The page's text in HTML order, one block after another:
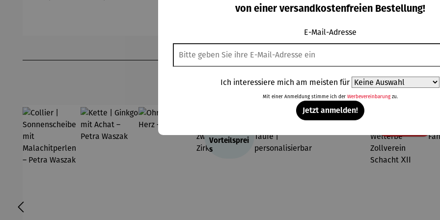
teilrhodini
UVPRegulärer Preis:
499,00 €
Topseller aus der Kategorie Ohrringe
Vorteilsprei
s
von einer versandkostenfreien Bestellung!
E-Mail-Adresse
Ich interessiere mich am meisten für
Mit einer Anmeldung stimme ich der Werbevereinbarungzu.
Jetzt anmelden!